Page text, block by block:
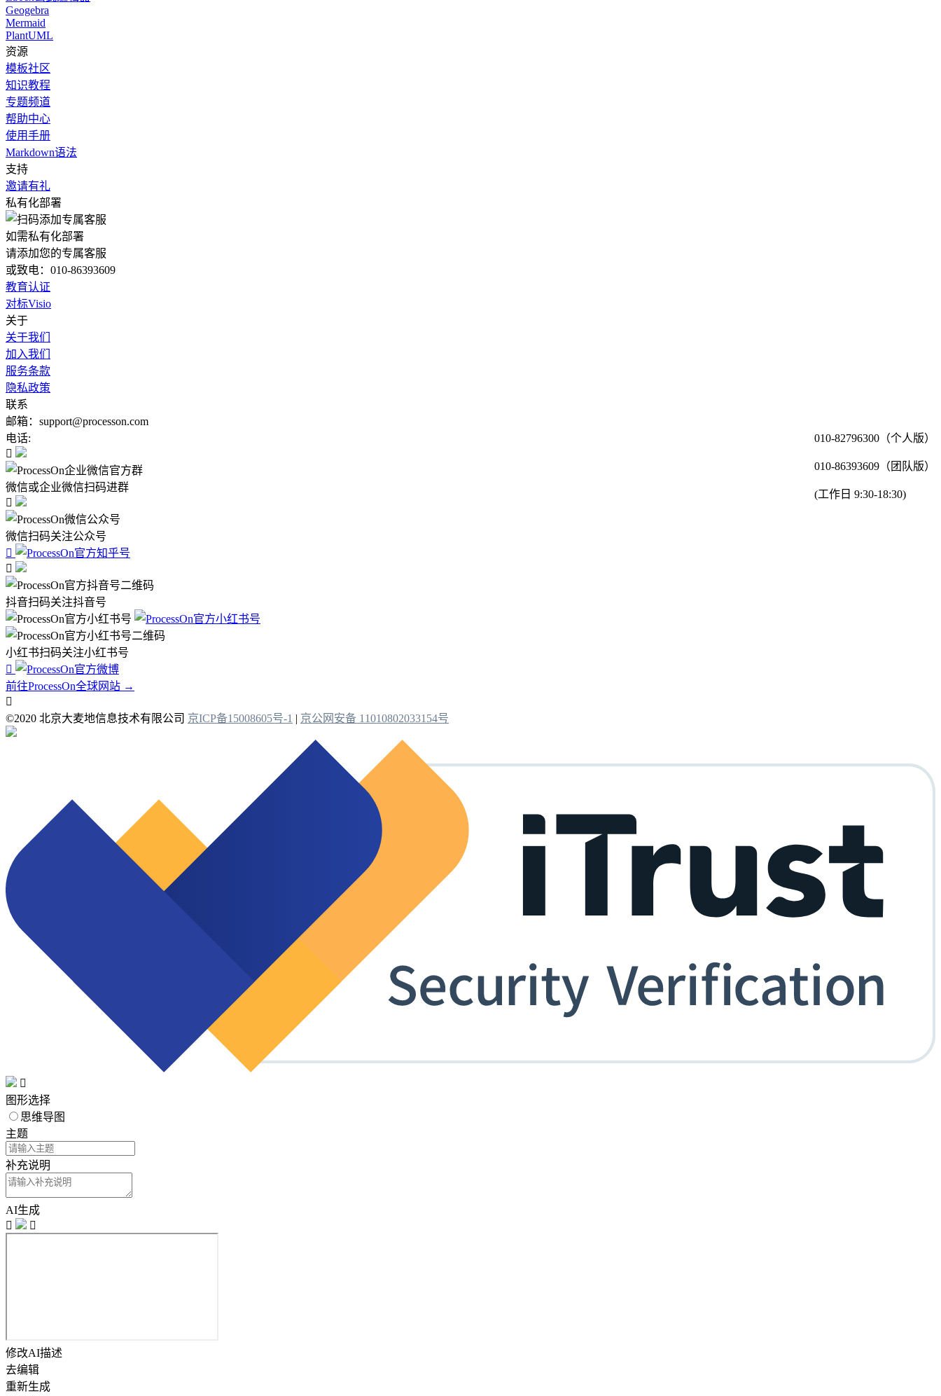
Geogebra
Mermaid
PlantUML
资源
模板社区
知识教程
专题频道
帮助中心
使用手册
Markdown语法
支持
邀请有礼
私有化部署
如需私有化部署
请添加您的专属客服
或致电：010-86393609
教育认证
对标Visio
关于
关于我们
加入我们
服务条款
隐私政策
联系
邮箱：support@processon.com
电话:
010-82796300（个人版）
010-86393609（团队版）
(工作日 9:30-18:30)

微信或企业微信扫码进群

微信扫码关注公众号


抖音扫码关注抖音号
小红书扫码关注小红书号

前往ProcessOn全球网站 →

©2020 北京大麦地信息技术有限公司 京ICP备15008605号-1 | 京公网安备 11010802033154号

图形选择
思维导图
主题
补充说明
AI生成


修改AI描述
去编辑
重新生成